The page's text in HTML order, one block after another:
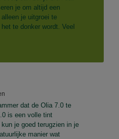
je om altijd een
je uitgroei te
te donker wordt. Veel
dat de Olia 7.0 te
is een volle tint
je goed terugzien in je
manier wat